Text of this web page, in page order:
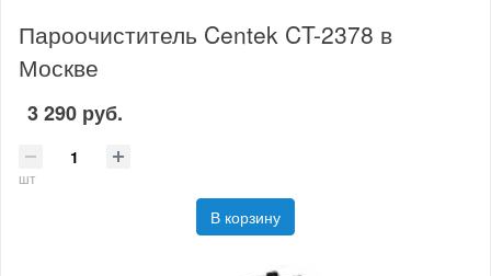
Пароочиститель Centek CT-2378 в
Москве
3 290 руб.
шт
В корзину